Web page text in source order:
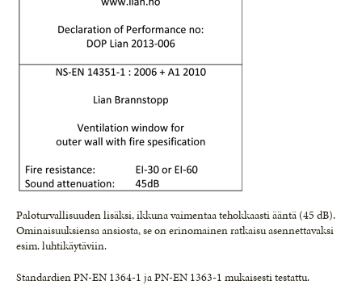
Paloturvallisuuden lisäksi, ikkuna vaimentaa tehokkaasti ääntä (45 dB).
Ominaisuuksiensa ansiosta, se on erinomainen ratkaisu asennettavaksi
esim. luhtikäytäviin.
Standardien PN-EN 1364-1 ja PN-EN 1363-1 mukaisesti testattu.